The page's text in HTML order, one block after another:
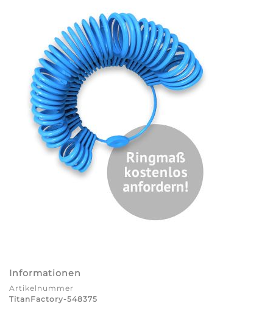
Informationen
Artikelnummer
TitanFactory-548375